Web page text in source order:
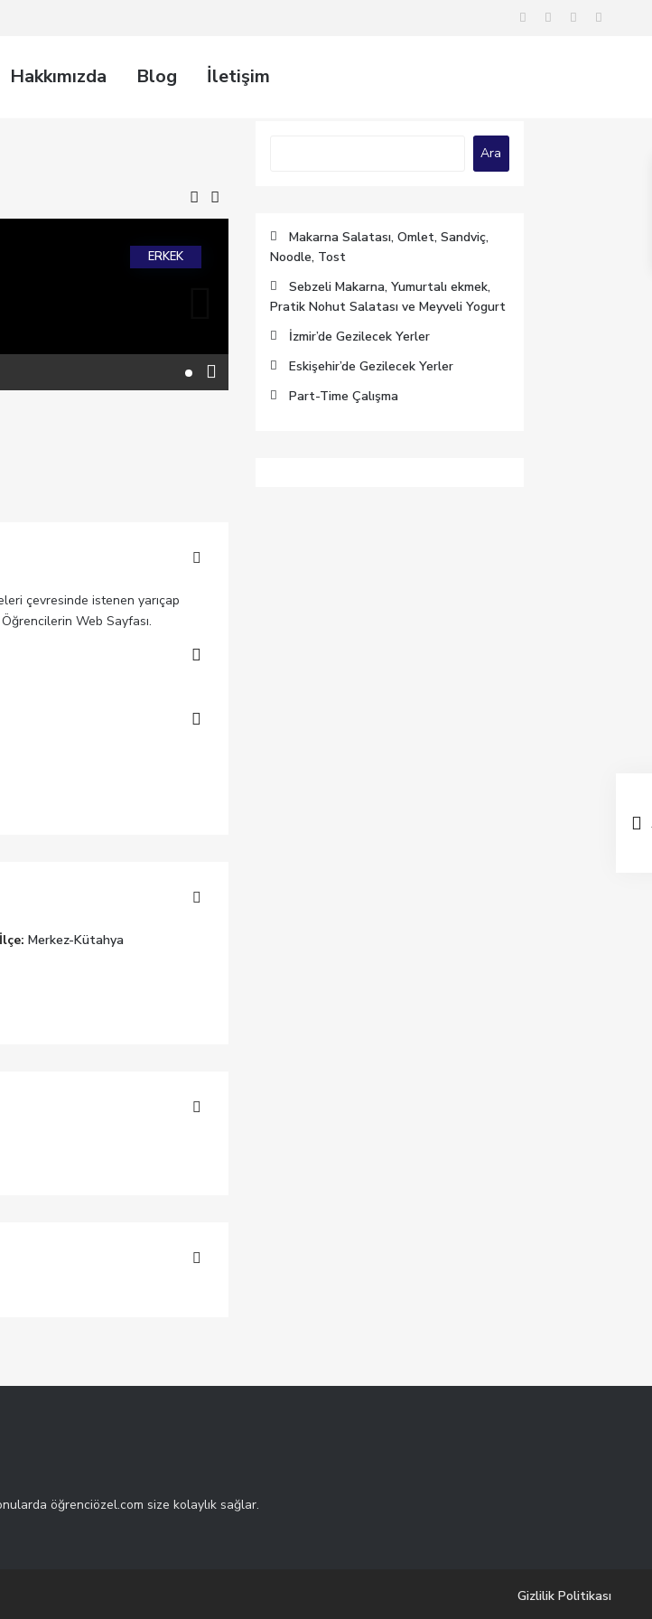
Hakkımızda Blog İletişim
ERKEK
çevresinde istenen yarıçap
Web Sayfası.
İlçe: Merkez-Kütahya
Ara
Makarna Salatası, Omlet, Sandviç,
Noodle, Tost
Sebzeli Makarna, Yumurtalı ekmek,
Pratik Nohut Salatası ve Meyveli Yogurt
İzmir’de Gezilecek Yerler
Eskişehir’de Gezilecek Yerler
Part-Time Çalışma
öğrenciözel.com size kolaylık sağlar.
Gizlilik Politikası